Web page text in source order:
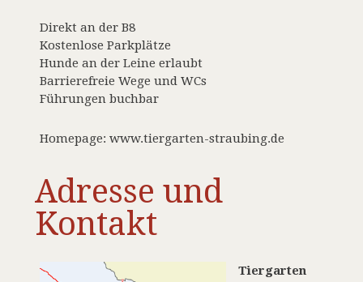
Direkt an der B8
Kostenlose Parkplätze
Hunde an der Leine erlaubt
Barrierefreie Wege und WCs
Führungen buchbar
Homepage: www.tiergarten-straubing.de
Adresse und
Kontakt
Tiergarten